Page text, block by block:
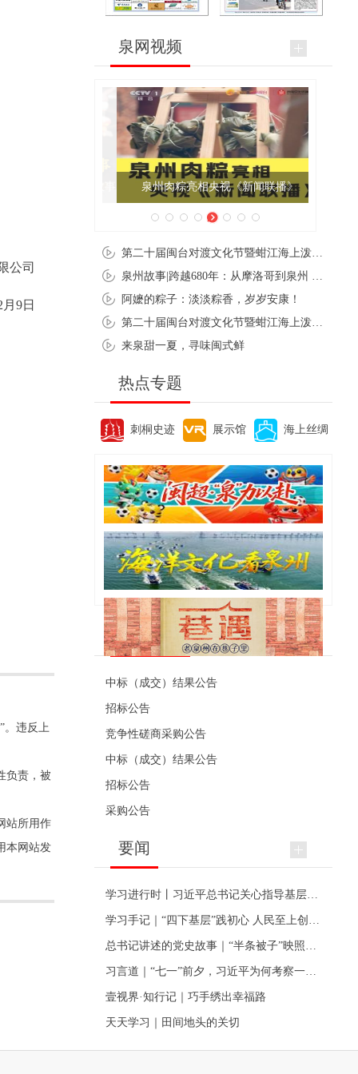
公司
9日
。违反上
负责，被
站所用作
本网站发
泉网视频
泉州肉粽亮相央视《新闻联播》
阿嬷的粽子：淡淡粽香，岁岁安康！
来泉甜一夏，寻味闽式鲜
热点专题
刺桐史迹 展示馆 海上丝绸
便民资讯
中标（成交）结果公告
招标公告
竞争性磋商采购公告
中标（成交）结果公告
招标公告
采购公告
要闻
壹视界·知行记｜巧手绣出幸福路
天天学习｜田间地头的关切